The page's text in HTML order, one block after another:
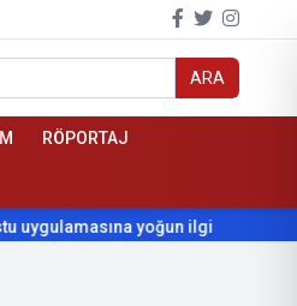
ARA
RÖPORTAJ
yoğun ilgi